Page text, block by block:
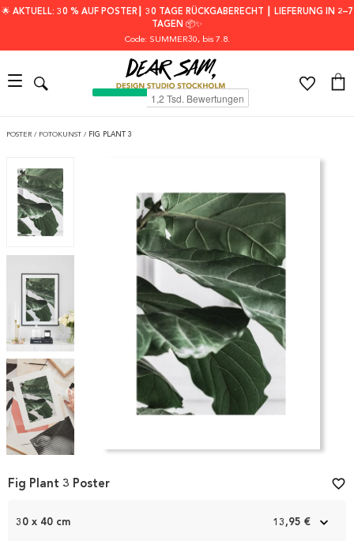
🌟 AKTUELL: 30 % AUF POSTER┃ 30 TAGE RÜCKGABERECHT ┃ LIEFERUNG IN 2–7
TAGEN 📦✨
Code: SUMMER30, bis 7.8.
POSTER / FOTOKUNST / FIG PLANT 3
1
30 x 40 cm 13,95 €
Fig Plant 3 Poster favorite_border